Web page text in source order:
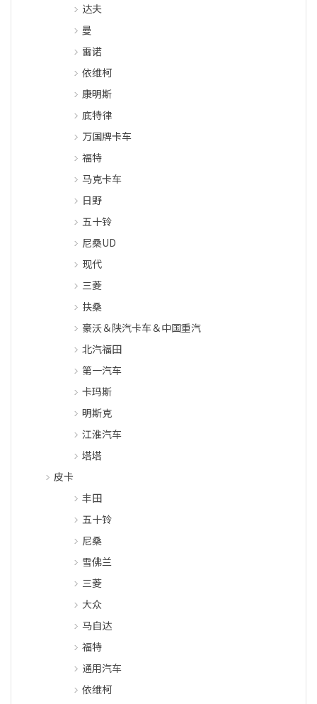
达夫
曼
雷诺
依维柯
康明斯
底特律
万国牌卡车
福特
马克卡车
日野
五十铃
尼桑UD
现代
三菱
扶桑
豪沃＆陕汽卡车＆中国重汽
北汽福田
第一汽车
卡玛斯
明斯克
江淮汽车
塔塔
皮卡
丰田
五十铃
尼桑
雪佛兰
三菱
大众
马自达
福特
通用汽车
依维柯